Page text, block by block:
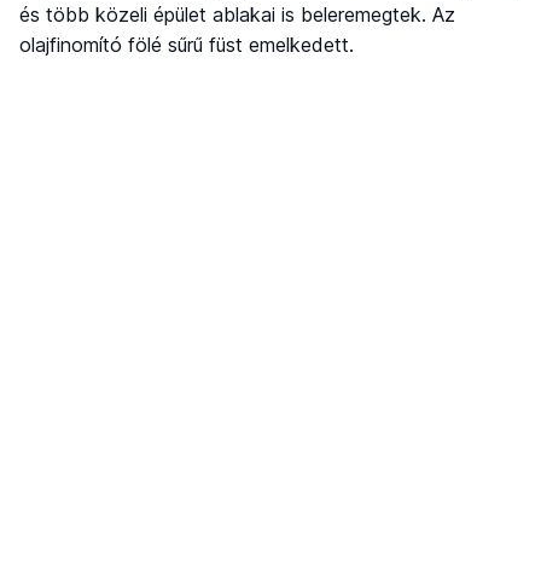
és több közeli épület ablakai is beleremegtek. Az
olajfinomító fölé sűrű füst emelkedett.